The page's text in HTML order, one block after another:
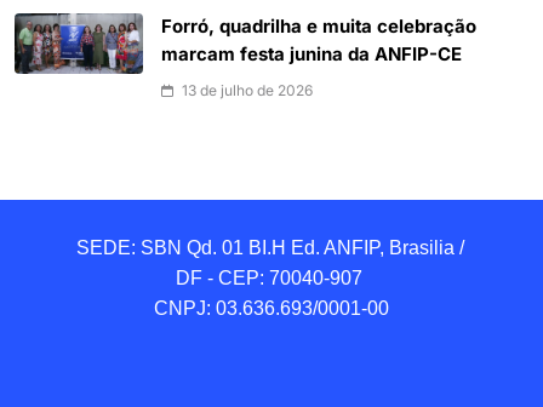
Forró, quadrilha e muita celebração
marcam festa junina da ANFIP-CE
13 de julho de 2026
SEDE: SBN Qd. 01 BI.H Ed. ANFIP, Brasilia /
DF - CEP: 70040-907
CNPJ: 03.636.693/0001-00